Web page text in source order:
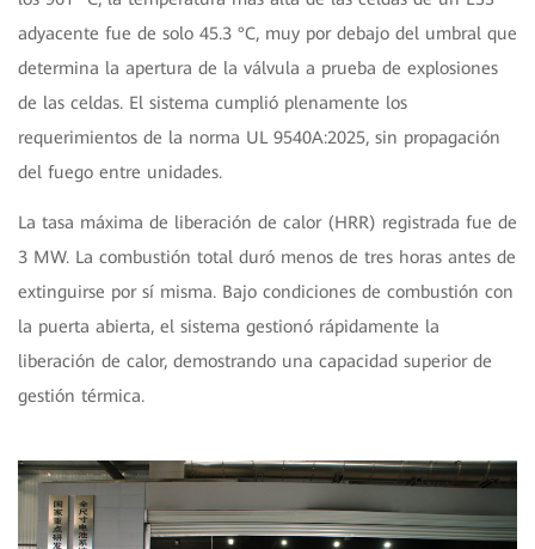
adyacente fue de solo 45.3 °C, muy por debajo del umbral que
determina la apertura de la válvula a prueba de explosiones
de las celdas. El sistema cumplió plenamente los
requerimientos de la norma UL 9540A:2025, sin propagación
del fuego entre unidades.
La tasa máxima de liberación de calor (HRR) registrada fue de
3 MW. La combustión total duró menos de tres horas antes de
extinguirse por sí misma. Bajo condiciones de combustión con
la puerta abierta, el sistema gestionó rápidamente la
liberación de calor, demostrando una capacidad superior de
gestión térmica.